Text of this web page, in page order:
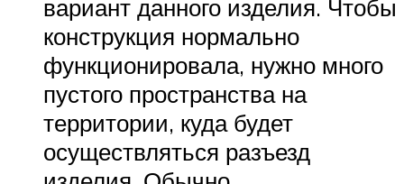
вариант данного изделия. Чтобы
конструкция нормально
функционировала, нужно много
пустого пространства на
территории, куда будет
осуществляться разъезд